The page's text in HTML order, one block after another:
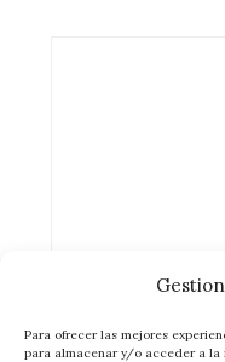
Para ofrecer las mejores
para almacenar y/o acceder a